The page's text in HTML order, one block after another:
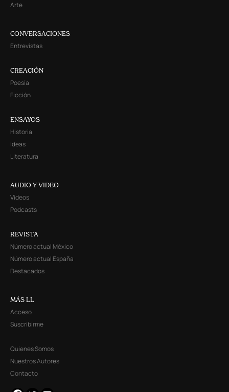
Arte
CONVERSACIONES
Entrevistas
CREACIÓN
Poesía
Ficción
ENSAYOS
Historia
Ideas
Literatura
AUDIO Y VIDEO
Videos
Podcasts
REVISTA
Número actual México
Número actual España
Destacados
MÁS LL
Acceso
Suscribirme
Quienes Somos
Nuestros Autores
Contacto